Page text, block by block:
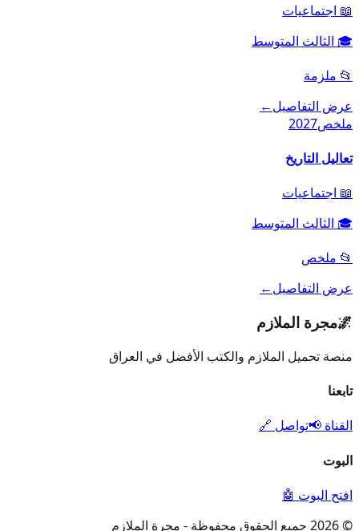
📖 اجتماعيات
🎓 الثالث المتوسط
📂 ملزمة
عرض التفاصيل←
ملخص2027
تعاليل التاريخ
📖 اجتماعيات
🎓 الثالث المتوسط
📂 ملخص
عرض التفاصيل←
🌌مجرة الملازم
منصة تحميل الملازم والكتب الأفضل في العراق
تابعنا
القناة 📢تواصل 🔗
البوت
افتح البوت 🤖
© 2026 جميع الحقوق محفوظة - مجرة الملازم